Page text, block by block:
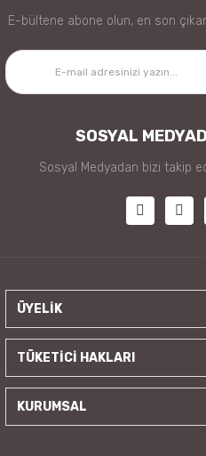
E-bültene abone olun, en son
SOSYAL
Sosyal Medyadan bizi takip
ÜYELİK
TÜKETİCİ HAKLARI
KURUMSAL